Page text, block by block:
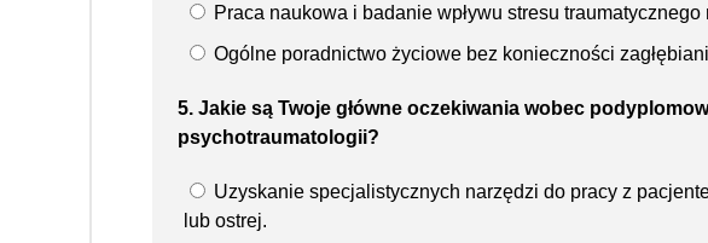
Praca naukowa i badanie wpływu stresu
Ogólne poradnictwo życiowe bez konieczności
5. Jakie są Twoje główne oczekiwania wobec
psychotraumatologii?
Uzyskanie specjalistycznych narzędzi do pracy z
lub ostrej.